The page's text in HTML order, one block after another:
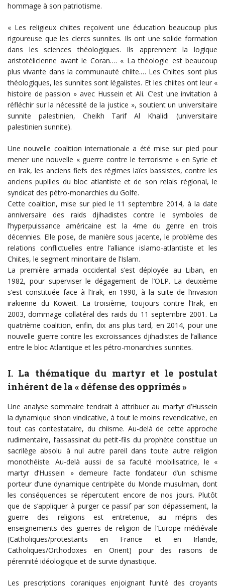
hommage à son patriotisme.
« Les religieux chiites reçoivent une éducation beaucoup plus
rigoureuse que les clercs sunnites. Ils ont une solide formation
dans les sciences théologiques. Ils apprennent la logique
aristotélicienne avant le Coran…. « La théologie est beaucoup
plus vivante dans la communauté chiite.… Les Chiites sont plus
théologiques, les sunnites sont légalistes. Et les chiites ont leur «
histoire de passion » avec Hussein et Ali. C’est une invitation à
réfléchir sur la nécessité de la justice », soutient un universitaire
sunnite palestinien, Cheikh Tarif Al Khalidi (universitaire
palestinien sunnite).
Une nouvelle coalition internationale a été mise sur pied pour
mener une nouvelle « guerre contre le terrorisme » en Syrie et
en Irak, les anciens fiefs des régimes laïcs bassistes, contre les
anciens pupilles du bloc atlantiste et de son relais régional, le
syndicat des pétro-monarchies du Golfe.
Cette coalition, mise sur pied le 11 septembre 2014, à la date
anniversaire des raids djihadistes contre le symboles de
l’hyperpuissance américaine est la 4me du genre en trois
décennies. Elle pose, de manière sous jacente, le problème des
relations conflictuelles entre l’alliance islamo-atlantiste et les
Chiites, le segment minoritaire de l’Islam.
La première armada occidental s’est déployée au Liban, en
1982, pour superviser le dégagement de l’OLP. La deuxième
s’est constituée face à l’Irak, en 1990, à la suite de l’invasion
irakienne du Koweït. La troisième, toujours contre l’Irak, en
2003, dommage collatéral des raids du 11 septembre 2001. La
quatrième coalition, enfin, dix ans plus tard, en 2014, pour une
nouvelle guerre contre les excroissances djihadistes de l’alliance
entre le bloc Atlantique et les pétro-monarchies sunnites.
I. La thématique du martyr et le postulat
inhérent de la « défense des opprimés »
Une analyse sommaire tendrait à attribuer au martyr d’Hussein
la dynamique sinon vindicative, à tout le moins revendicative, en
tout cas contestataire, du chiisme. Au-delà de cette approche
rudimentaire, l’assassinat du petit-fils du prophète constitue un
sacrilège absolu à nul autre pareil dans toute autre religion
monothéiste. Au-delà aussi de sa faculté mobilisatrice, le «
martyr d’Hussein » demeure l’acte fondateur d’un schisme
porteur d’une dynamique centripète du Monde musulman, dont
les conséquences se répercutent encore de nos jours. Plutôt
que de s’appliquer à purger ce passif par son dépassement, la
guerre des religions est entretenue, au mépris des
enseignements des guerres de religion de l’Europe médiévale
(Catholiques/protestants en France et en Irlande,
Catholiques/Orthodoxes en Orient) pour des raisons de
pérennité idéologique et de survie dynastique.
Les prescriptions coraniques enjoignant l’unité des croyants